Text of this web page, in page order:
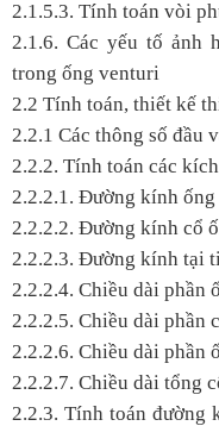
2.1.5.3. Tính toán vòi
2.1.6. Các yếu tố ảnh
trong ống venturi
2.2 Tính toán, thiết kế
2.2.1 Các thông số đầu
2.2.2. Tính toán các
2.2.2.1. Đường kính ống
2.2.2.2. Đường kính cổ
2.2.2.3. Đường kính tại
2.2.2.4. Chiều dài phần
2.2.2.5. Chiều dài phần
2.2.2.6. Chiều dài phần
2.2.2.7. Chiều dài tổng
2.2.3. Tính toán đường